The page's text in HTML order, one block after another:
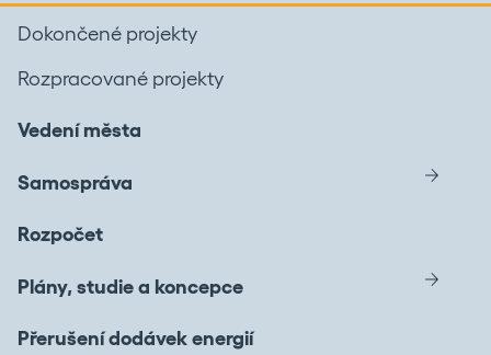
Dokončené projekty
Rozpracované projekty
Vedení města
Samospráva
Rozpočet
Plány, studie a koncepce
Přerušení dodávek energií